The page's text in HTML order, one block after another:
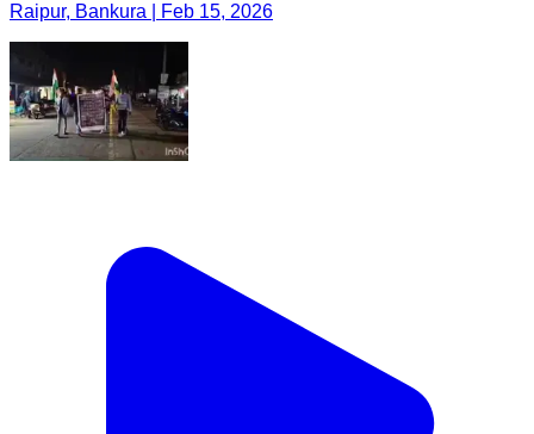
Raipur, Bankura | Feb 15, 2026